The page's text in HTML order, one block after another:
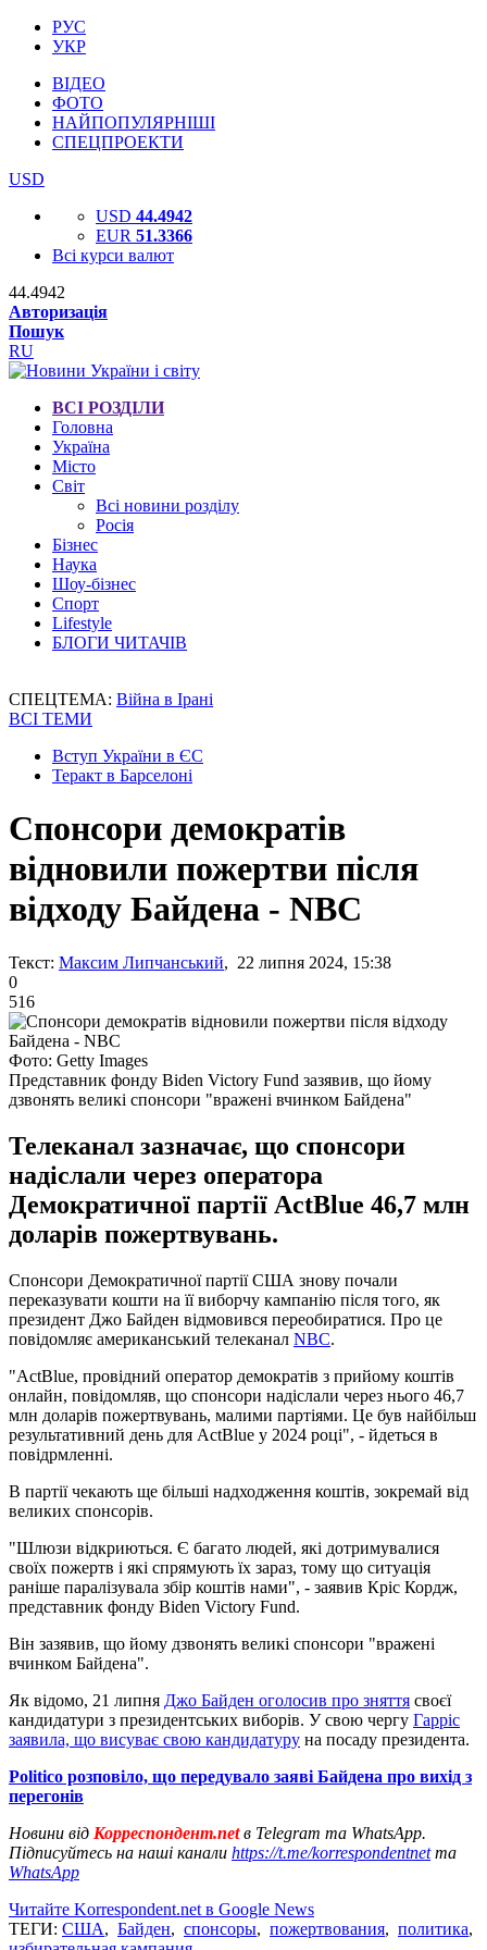
РУС
УКР
ВІДЕО
ФОТО
НАЙПОПУЛЯРНІШІ
СПЕЦПРОЕКТИ
USD
USD 44.4942
EUR 51.3366
Всі курси валют
44.4942
Авторизація
Пошук
RU
ВСІ РОЗДІЛИ
Головна
Україна
Місто
Світ
Всі новини розділу
Росія
Бізнес
Наука
Шоу-бізнес
Спорт
Lifestyle
БЛОГИ ЧИТАЧІВ
СПЕЦТЕМА: Війна в Ірані
ВСІ ТЕМИ
Вступ України в ЄС
Теракт в Барселоні
Спонсори демократів
відновили пожертви після
відходу Байдена - NBC
Текст: Максим Липчанський, 22 липня 2024, 15:38
0
516
Фото: Getty Images
Представник фонду Biden Victory Fund зазявив, що йому
дзвонять великі спонсори "вражені вчинком Байдена"
Телеканал зазначає, що спонсори
надіслали через оператора
Демократичної партії ActBlue 46,7 млн ​​
доларів пожертвувань.
Спонсори Демократичної партії США знову почали
переказувати кошти на її виборчу кампанію після того, як
президент Джо Байден відмовився переобиратися. Про це
повідомляє американський телеканал NBC.
"ActBlue, провідний оператор демократів з прийому коштів
онлайн, повідомляв, що спонсори надіслали через нього 46,7
млн ​​доларів пожертвувань, малими партіями. Це був найбільш
результативний день для ActBlue у 2024 році", - йдеться в
повідрмленні.
В партії чекають ще більші надходження коштів, зокремай від
великих спонсорів.
"Шлюзи відкриються. Є багато людей, які дотримувалися
своїх пожертв і які спрямують їх зараз, тому що ситуація
раніше паралізувала збір коштів нами", - заявив Кріс Кордж,
представник фонду Biden Victory Fund.
Він зазявив, що йому дзвонять великі спонсори "вражені
вчинком Байдена".
Як відомо, 21 липня Джо Байден оголосив про зняття своєї
кандидатури з президентських виборів. У свою чергу Гарріс
заявила, що висуває свою кандидатуру на посаду президента.
Politico розповіло, що передувало заяві Байдена про вихід з
перегонів
Новини від Корреспондент.netв Telegram та WhatsApp.
Підписуйтесь на наші канали https://t.me/korrespondentnetта
WhatsApp
Читайте Korrespondent.net в Google News
ТЕГИ: США, Байден, спонсоры, пожертвования, политика,